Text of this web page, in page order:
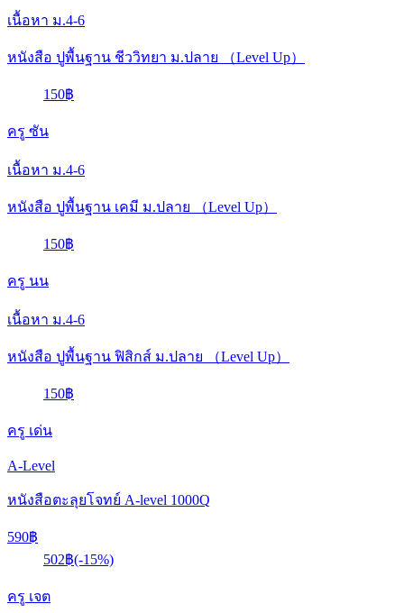
เนื้อหา ม.4-6
หนังสือ ปูพื้นฐาน ชีววิทยา ม.ปลาย （Level Up）
150฿
ครู ซัน
เนื้อหา ม.4-6
หนังสือ ปูพื้นฐาน เคมี ม.ปลาย （Level Up）
150฿
ครู นน
เนื้อหา ม.4-6
หนังสือ ปูพื้นฐาน ฟิสิกส์ ม.ปลาย （Level Up）
150฿
ครู เด่น
A-Level
หนังสือตะลุยโจทย์ A-level 1000Q
590฿
502฿(-15%)
ครู เจต